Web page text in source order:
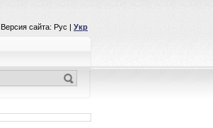
Версия сайта: Рус | Укр